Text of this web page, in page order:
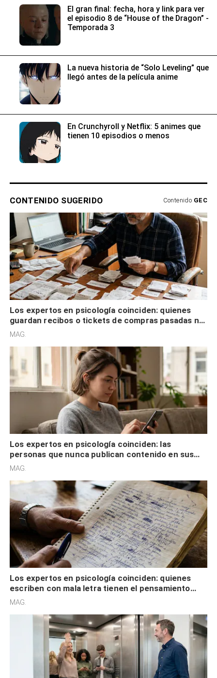
El gran final: fecha, hora y link para ver
el episodio 8 de “House of the Dragon” -
Temporada 3
La nueva historia de “Solo Leveling” que
llegó antes de la película anime
En Crunchyroll y Netflix: 5 animes que
tienen 10 episodios o menos
CONTENIDO SUGERIDO Contenido GEC
Los expertos en psicología coinciden: quienes
guardan recibos o tickets de compras pasadas no
son acumuladores, sino que tienen necesidad de
MAG.
Los expertos en psicología coinciden: las
personas que nunca publican contenido en sus
redes sociales no pretenden buscar validación
MAG.
Los expertos en psicología coinciden: quienes
escriben con mala letra tienen el pensamiento
acelerado y no lo hacen por desinterés
MAG.